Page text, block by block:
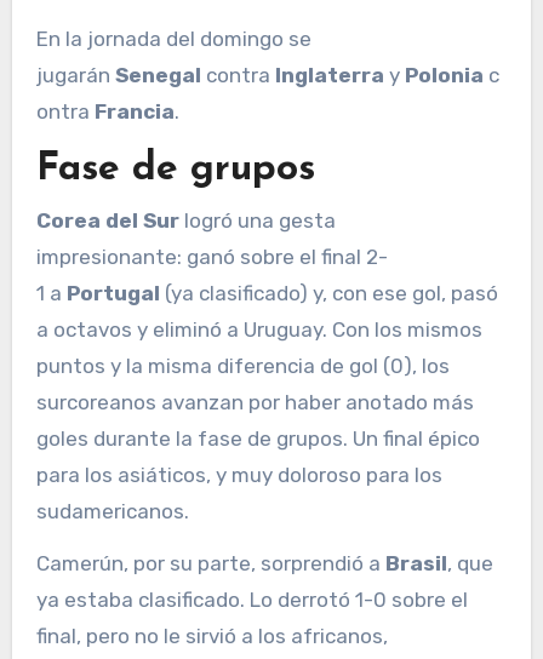
En la jornada del domingo se
jugarán Senegal contra Inglaterra y Polonia c
ontra Francia.
Fase de grupos
Corea del Surlogró una gesta
impresionante: ganó sobre el final 2-
1 a Portugal (ya clasificado) y, con ese gol, pasó
a octavos y eliminó a Uruguay. Con los mismos
puntos y la misma diferencia de gol (0), los
surcoreanos avanzan por haber anotado más
goles durante la fase de grupos. Un final épico
para los asiáticos, y muy doloroso para los
sudamericanos.
Camerún, por su parte, sorprendió a Brasil, que
ya estaba clasificado. Lo derrotó 1-0 sobre el
final, pero no le sirvió a los africanos,